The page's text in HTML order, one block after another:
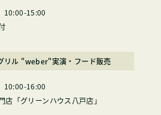
10:00-15:00
リル "weber"実演・フード販売
10:00-16:00
「グリーンハウス八戸店」